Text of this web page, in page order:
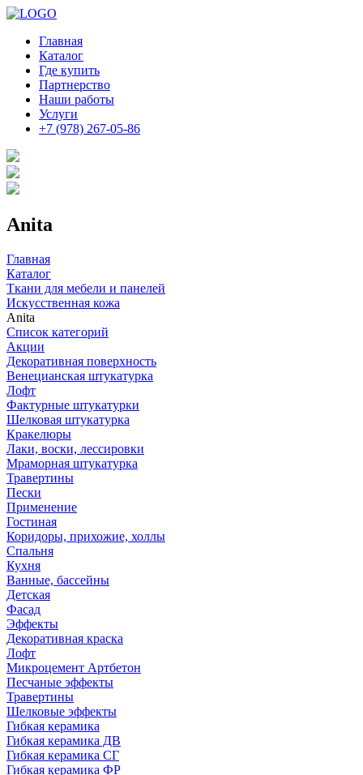
Главная
Каталог
Где купить
Партнерство
Наши работы
Услуги
+7 (978) 267-05-86
Anita
Главная
Каталог
Ткани для мебели и панелей
Искусственная кожа
Anita
Список категорий
Акции
Декоративная поверхность
Венецианская штукатурка
Лофт
Фактурные штукатурки
Шелковая штукатурка
Кракелюры
Лаки, воски, лессировки
Мраморная штукатурка
Травертины
Пески
Применение
Гостиная
Коридоры, прихожие, холлы
Спальня
Кухня
Ванные, бассейны
Детская
Фасад
Эффекты
Декоративная краска
Лофт
Микроцемент Артбетон
Песчаные эффекты
Травертины
Шелковые эффекты
Гибкая керамика
Гибкая керамика ДВ
Гибкая керамика СГ
Гибкая керамика ФР